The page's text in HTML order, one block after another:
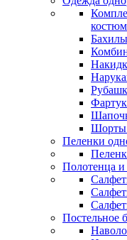
Шорты
Пеленки
Полотенца
Постельное